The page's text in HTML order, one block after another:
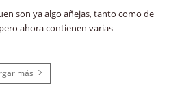
son ya algo añejas, tanto como de
ahora contienen varias
más